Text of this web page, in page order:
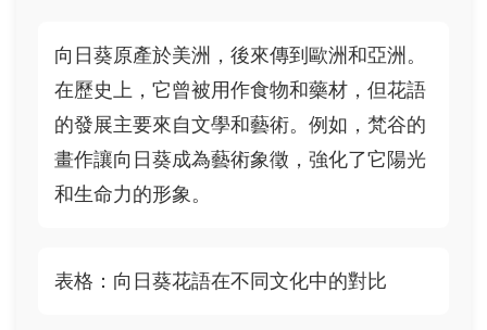
向日葵原產於美洲，後來傳到歐洲和亞洲。
在歷史上，它曾被用作食物和藥材，但花語
的發展主要來自文學和藝術。例如，梵谷的
畫作讓向日葵成為藝術象徵，強化了它陽光
和生命力的形象。
表格：向日葵花語在不同文化中的對比